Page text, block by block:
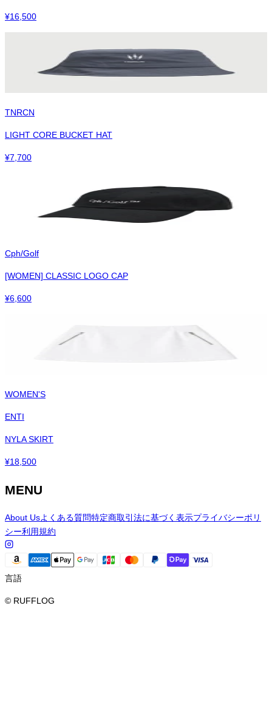
¥16,500
TNRCN
LIGHT CORE BUCKET HAT
¥7,700
Cph/Golf
[WOMEN] CLASSIC LOGO CAP
¥6,600
WOMEN'S
ENTI
NYLA SKIRT
¥18,500
MENU
About Usよくある質問特定商取引法に基づく表示プライバシーポリ
シー利用規約
言語
© RUFFLOG